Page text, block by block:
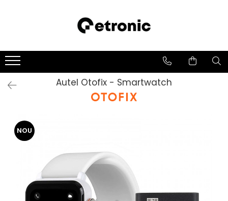
Autel Otofix - Smartwatch
NOU